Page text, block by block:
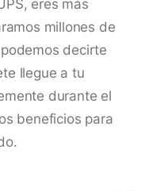
eres más
millones de
decirte
llegue a tu
durante el
beneficios para